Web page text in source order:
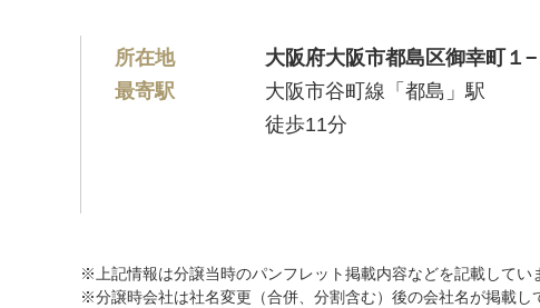
所在地
大阪府大阪市都島区御幸町１
最寄駅
大阪市谷町線「都島」駅
徒歩11分
※上記情報は分譲当時のパンフレット掲載内容などを記載してい
※分譲時会社は社名変更（合併、分割含む）後の会社名が掲載し